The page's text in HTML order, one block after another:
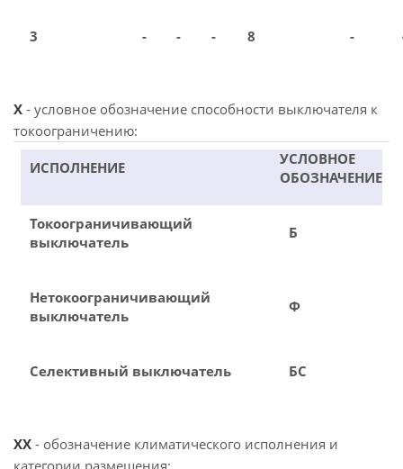
3 - - - 8 -
X - условное обозначение способности выключателя к
токоограничению:
ИСПОЛНЕНИЕ
УСЛОВНОЕ
ОБОЗНАЧЕНИЕ
Токоограничивающий
выключатель
Б
Нетокоограничивающий
выключатель
Ф
Селективный выключатель БС
XX - обозначение климатического исполнения и
категории размещения: